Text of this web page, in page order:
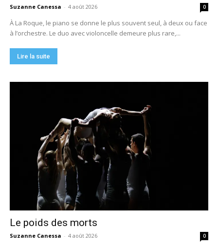
Suzanne Canessa - 4 août 2026 0
À La Roque, le piano se donne le plus souvent seul, à deux ou face
à l’orchestre. Le duo avec violoncelle demeure plus rare,...
Lire la suite
Le poids des morts
Suzanne Canessa - 4 août 2026 0